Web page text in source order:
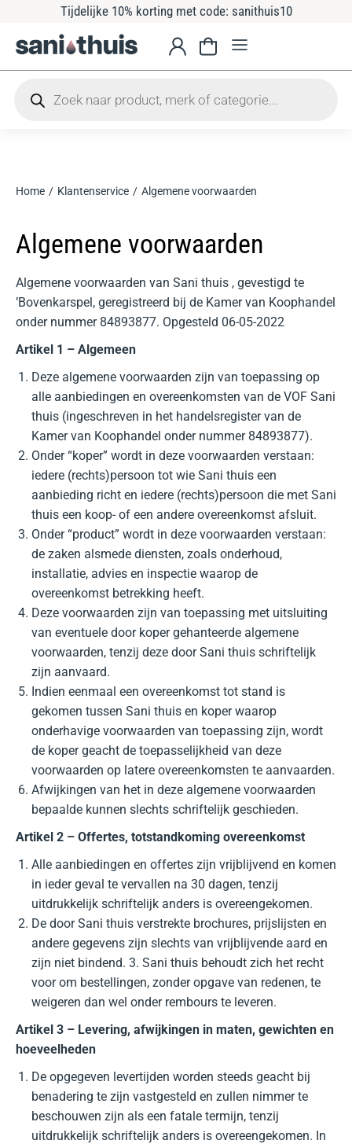
Tijdelijke 10% korting met code: sanithuis10
Je bent hier:
Home Klantenservice Algemene voorwaarden
Algemene voorwaarden
Algemene voorwaarden van Sani thuis , gevestigd te
’Bovenkarspel, geregistreerd bij de Kamer van Koophandel
onder nummer 84893877. Opgesteld 06-05-2022
Artikel 1 – Algemeen
Deze algemene voorwaarden zijn van toepassing op
alle aanbiedingen en overeenkomsten van de VOF Sani
thuis (ingeschreven in het handelsregister van de
Kamer van Koophandel onder nummer 84893877).
Onder “koper” wordt in deze voorwaarden verstaan:
iedere (rechts)persoon tot wie Sani thuis een
aanbieding richt en iedere (rechts)persoon die met Sani
thuis een koop- of een andere overeenkomst afsluit.
Onder “product” wordt in deze voorwaarden verstaan:
de zaken alsmede diensten, zoals onderhoud,
installatie, advies en inspectie waarop de
overeenkomst betrekking heeft.
Deze voorwaarden zijn van toepassing met uitsluiting
van eventuele door koper gehanteerde algemene
voorwaarden, tenzij deze door Sani thuis schriftelijk
zijn aanvaard.
Indien eenmaal een overeenkomst tot stand is
gekomen tussen Sani thuis en koper waarop
onderhavige voorwaarden van toepassing zijn, wordt
de koper geacht de toepasselijkheid van deze
voorwaarden op latere overeenkomsten te aanvaarden.
Afwijkingen van het in deze algemene voorwaarden
bepaalde kunnen slechts schriftelijk geschieden.
Artikel 2 – Offertes, totstandkoming overeenkomst
Alle aanbiedingen en offertes zijn vrijblijvend en komen
in ieder geval te vervallen na 30 dagen, tenzij
uitdrukkelijk schriftelijk anders is overeengekomen.
De door Sani thuis verstrekte brochures, prijslijsten en
andere gegevens zijn slechts van vrijblijvende aard en
zijn niet bindend. 3. Sani thuis behoudt zich het recht
voor om bestellingen, zonder opgave van redenen, te
weigeren dan wel onder rembours te leveren.
Artikel 3 – Levering, afwijkingen in maten, gewichten en
hoeveelheden
De opgegeven levertijden worden steeds geacht bij
benadering te zijn vastgesteld en zullen nimmer te
beschouwen zijn als een fatale termijn, tenzij
uitdrukkelijk schriftelijk anders is overeengekomen. In